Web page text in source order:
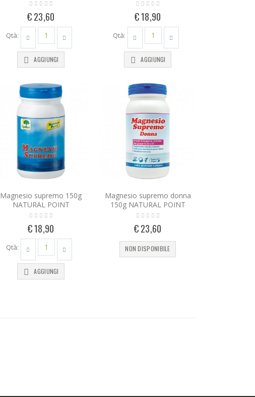
€ 23,60
Qtà:
AGGIUNGI
€ 18,90
Qtà:
AGGIUNGI
Magnesio supremo 150g
NATURAL POINT
€ 18,90
Qtà:
AGGIUNGI
Magnesio supremo donna
150g NATURAL POINT
€ 23,60
NON DISPONIBILE